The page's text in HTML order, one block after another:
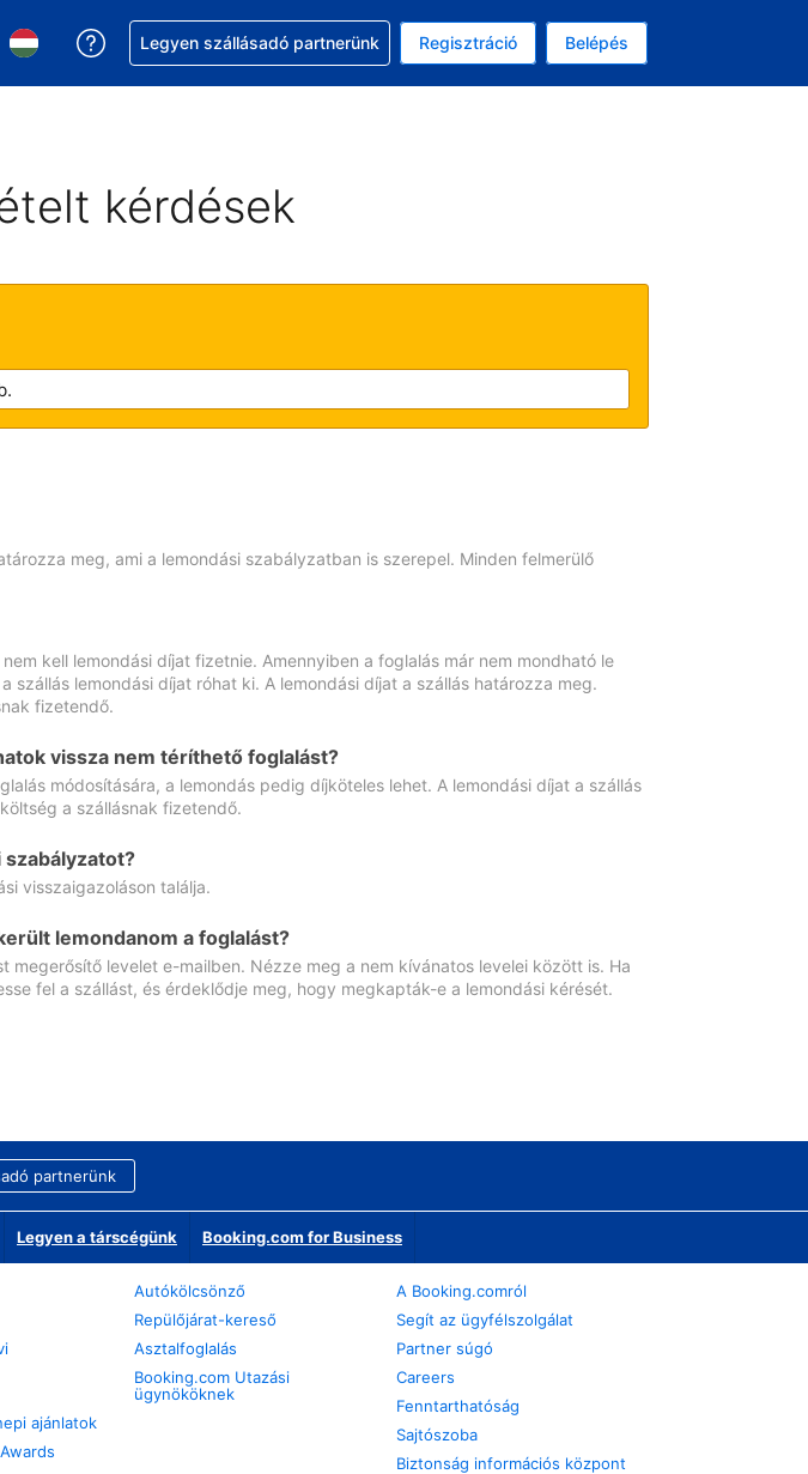
pénznemet. Jelenlegi kiválasztott pénznem: magyar forint
Válasszon nyelvet. Jelenleg kiválasztott nyelv: Magyar
Segítség a foglalással
Legyen szállásadó partnerünk Regisztráció Belépés
kérdések
meg, ami a lemondási szabályzatban is szerepel. Minden felmerülő
kell lemondási díjat fizetnie. Amennyiben a foglalás már nem mondható le
szállás lemondási díjat róhat ki. A lemondási díjat a szállás határozza meg.
fizetendő.
vissza nem téríthető foglalást?
módosítására, a lemondás pedig díjköteles lehet. A lemondási díjat a szállás
a szállásnak fizetendő.
szabályzatot?
visszaigazoláson találja.
lemondanom a foglalást?
megerősítő levelet e-mailben. Nézze meg a nem kívánatos levelei között is. Ha
fel a szállást, és érdeklődje meg, hogy megkapták-e a lemondási kérését.
partnerünk
Legyen a társcégünk Booking.com for Business
ajánlatok
Autókölcsönző
Repülőjárat-kereső
Asztalfoglalás
Booking.com Utazási
ügynököknek
A Booking.comról
Segít az ügyfélszolgálat
Partner súgó
Careers
Fenntarthatóság
Sajtószoba
Biztonság információs központ